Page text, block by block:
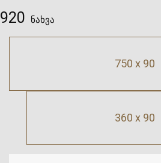
360 x 90
920 ნახვა
750 x 90